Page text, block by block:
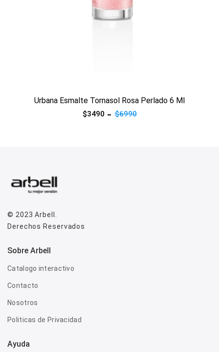
Urbana Esmalte Tornasol Rosa Perlado 6 Ml
$3490 $6990
© 2023Arbell
Derechos Reservados
Sobre Arbell
Catalogo interactivo
Contacto
Nosotros
Politicas de Privacidad
Ayuda